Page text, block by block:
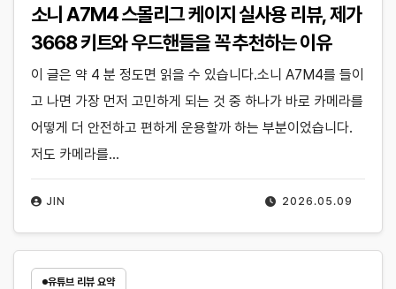
소니 A7M4 스몰리그 케이지 실사용 리뷰, 제가
3668 키트와 우드핸들을 꼭 추천하는 이유
2026.05.09
JIN
이 글은 약 4 분 정도면 읽을 수 있습니다.소니 A7M4를 들이
고 나면 가장 먼저 고민하게 되는 것 중 하나가 바로 카메라를
어떻게 더 안전하고 편하게 운용할까 하는 부분이었습니다.
저도 카메라를…
유튜브 리뷰 요약